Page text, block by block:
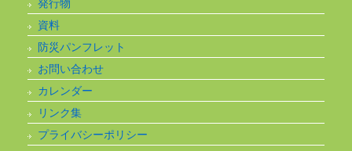
発行物
資料
防災パンフレット
お問い合わせ
カレンダー
リンク集
プライバシーポリシー